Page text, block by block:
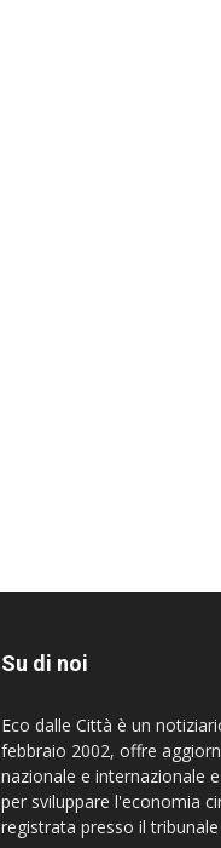
Su di noi
Eco dalle Città è un
febbraio 2002, offre
nazionale e internazionale
per sviluppare l'economia
registrata presso il